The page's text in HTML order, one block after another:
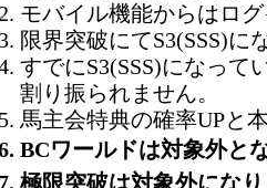
モバイル機能からはロ
限界突破にてS3(SSS)に
すでにS3(SSS)になって
割り振られません。
馬主会特典の確率UPと
BCワールドは対象外と
極限突破は対象外にな